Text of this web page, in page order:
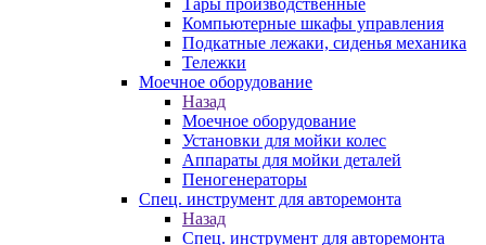
Тары производственные
Компьютерные шкафы управления
Подкатные лежаки, сиденья механика
Тележки
Моечное оборудование
Назад
Моечное оборудование
Установки для мойки колес
Аппараты для мойки деталей
Пеногенераторы
Спец. инструмент для авторемонта
Назад
Спец. инструмент для авторемонта